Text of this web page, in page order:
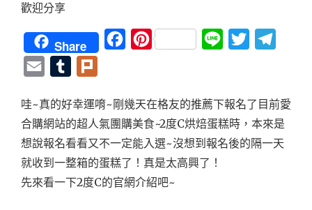
歡迎分享
Share FacebookPinterest Line Twitter
Email Tumblr
哇~真的好幸運唷~剛幾天在格友的推薦下報名了目前愛
合購網站的超人氣團購美食~2度C烘焙蛋糕時，本來是
想說報名看看又不一定能入選~沒想到報名後的隔一天
就收到一整箱的蛋糕了！真是太高興了！
先來看一下2度C的官網介紹吧~